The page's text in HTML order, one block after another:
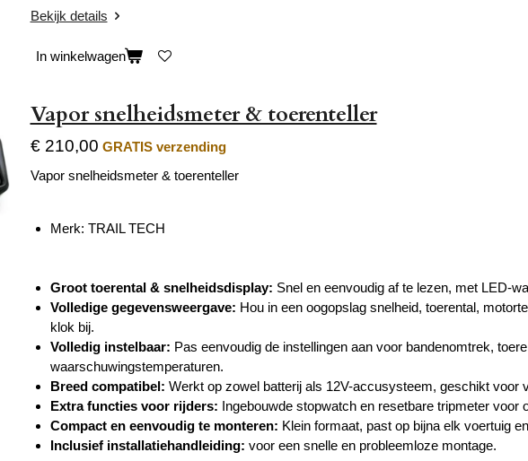
Bekijk details
In winkelwagen
Vapor snelheidsmeter & toerenteller
€ 210,00 GRATIS verzending
Vapor snelheidsmeter & toerenteller
Merk: TRAIL TECH
Groot toerental & snelheidsdisplay: Snel en eenvoudig af te lezen, met LED-
Volledige gegevensweergave: Hou in een oogopslag snelheid, toerental,
klok bij.
Volledig instelbaar: Pas eenvoudig de instellingen aan voor bandenomtrek,
waarschuwingstemperaturen.
Breed compatibel: Werkt op zowel batterij als 12V-accusysteem, geschikt voor
Extra functies voor rijders: Ingebouwde stopwatch en resetbare tripmeter voor
Compact en eenvoudig te monteren: Klein formaat, past op bijna elk voertuig
Inclusief installatiehandleiding: voor een snelle en probleemloze montage.